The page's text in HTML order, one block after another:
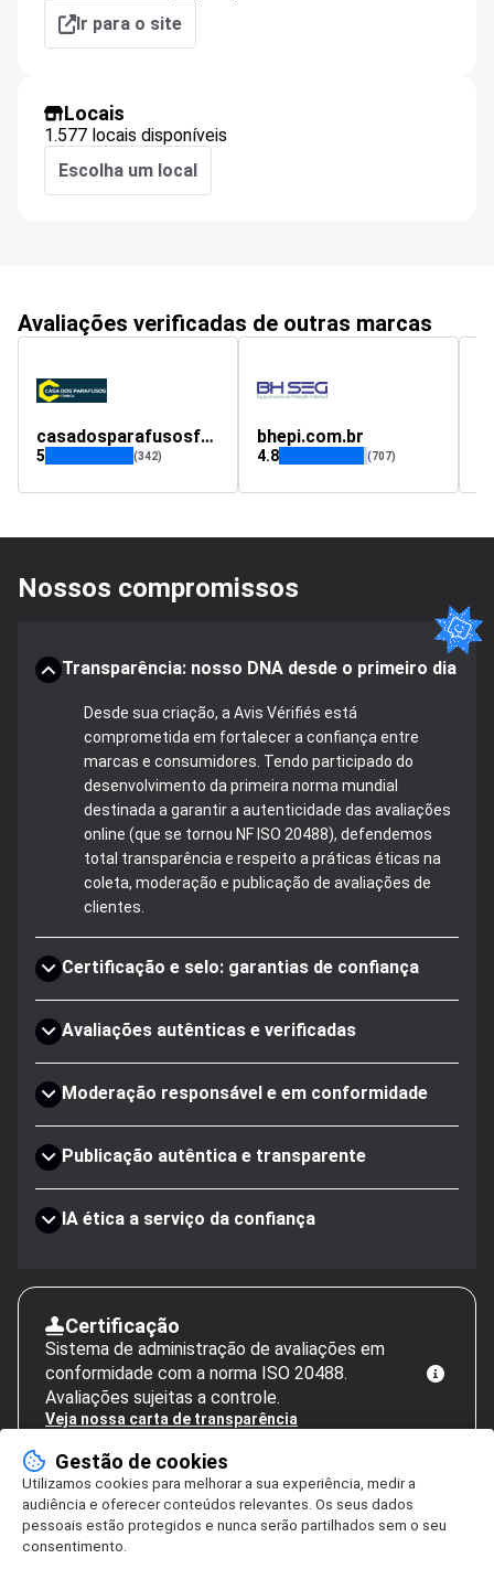
Ir para o site
Locais
1.577 locais disponíveis
Escolha um local
Avaliações verificadas de outras marcas
casadosparafusosfranca.com.br
5 (342)
bhepi.com.br
4.8 (707)
Nossos compromissos
Transparência: nosso DNA desde o primeiro dia
Desde sua criação, a Avis Vérifiés está
comprometida em fortalecer a confiança entre
marcas e consumidores. Tendo participado do
desenvolvimento da primeira norma mundial
destinada a garantir a autenticidade das avaliações
online (que se tornou NF ISO 20488), defendemos
total transparência e respeito a práticas éticas na
coleta, moderação e publicação de avaliações de
clientes.
Certificação e selo: garantias de confiança
Avaliações autênticas e verificadas
Moderação responsável e em conformidade
Publicação autêntica e transparente
IA ética a serviço da confiança
Certificação
Sistema de administração de avaliações em
conformidade com a norma ISO 20488.
Avaliações sujeitas a controle.
Veja nossa carta de transparência
Gestão de cookies
Utilizamos cookies para melhorar a sua experiência, medir a
audiência e oferecer conteúdos relevantes. Os seus dados
pessoais estão protegidos e nunca serão partilhados sem o seu
consentimento.